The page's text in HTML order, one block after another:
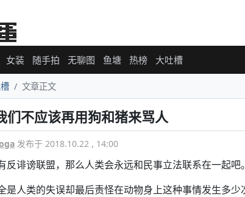
女装 随手拍 无聊图 鱼塘 热榜 大吐槽
文章正文
们不应该再用狗和猪来骂人
发布于 2018.10.22 , 14:00
反诽谤联盟，那么人类会永远和民事立法联系在一起吧。
是人类的失误却最后责怪在动物身上这种事情发生多少